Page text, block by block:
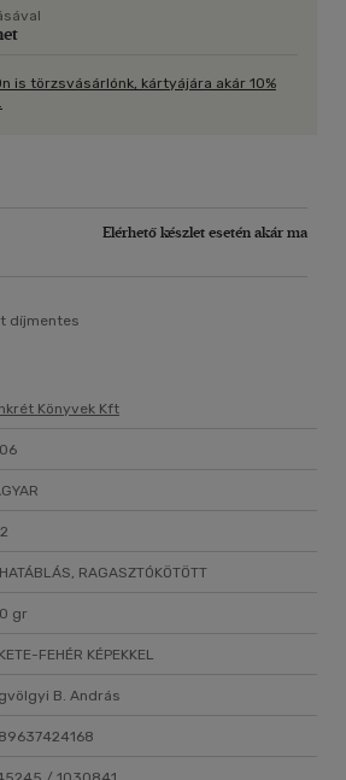
"Hatalmas példányszámban eladott
hírhedt írója, és széles körben
állig fel voltam fegyverkezve." (A
is törzsvásárlónk, kártyájára akár 10%
Elérhető készlet esetén akár ma
díjmentes
Könyvek Kft
RAGASZTÓKÖTÖTT
gr
FEHÉR KÉPEKKEL
B. András